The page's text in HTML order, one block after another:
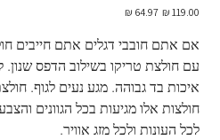
מחיר
מחיר
‏64.97 ‏₪
אם אתם חובבי דגלים אתם חייבים
חולצות אלו מגיעות בכל הגוונים
לכל העונות ולכל מזג אוויר.